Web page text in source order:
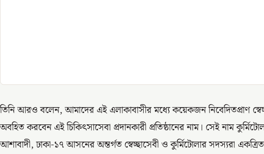
তিনি আরও বলেন, আমাদের এই এলাকাবাসীর মধ্যে কয়েকজন নিবেদিতপ্রাণ
অবহিত করবেন এই চিকিৎসাসেবা প্রদানকারী প্রতিষ্ঠানের নাম। সেই নাম
আশাবাদী, ঢাকা-১৭ আসনের অন্তর্গত স্বেচ্ছাসেবী ও কুর্মিটোলার সদস্যরা